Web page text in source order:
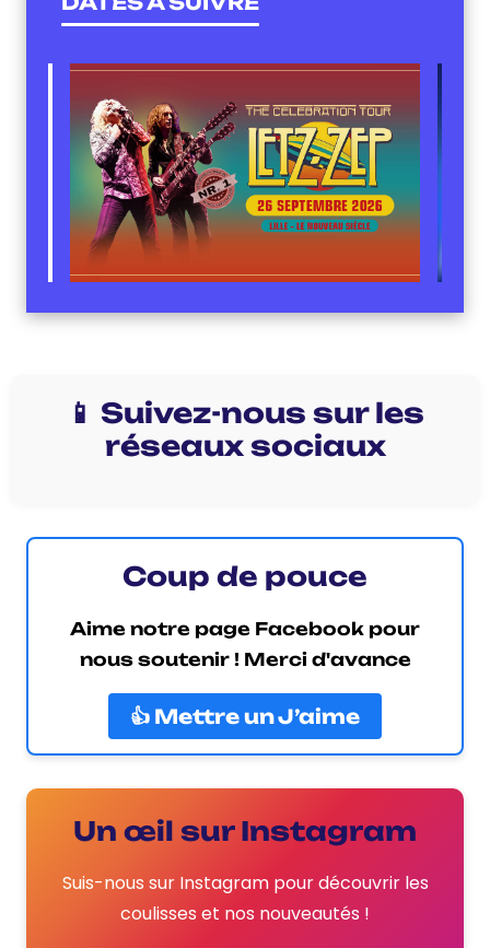
📱 Suivez-nous sur les
réseaux sociaux
Coup de pouce
Aime notre page Facebook pour
nous soutenir ! Merci d'avance
👍 Mettre un J’aime
Un œil sur Instagram
Suis-nous sur Instagram pour découvrir les
coulisses et nos nouveautés !